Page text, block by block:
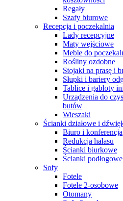
Regały
Szafy biurowe
Recepcja i poczekalnia
Lady recepcyjne
Maty wejściowe
Meble do
Rośliny ozdobne
Stojaki na prasę i
Słupki i bariery
Tablice i gabloty
Urządzenia do
butów
Wieszaki
Ścianki działowe i
Biuro i konferencja
Redukcja hałasu
Ścianki biurkowe
Ścianki podłogowe
Sofy
Fotele
Fotele 2-osobowe
Otomany